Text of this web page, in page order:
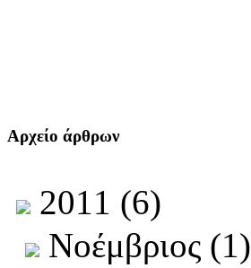
Αρχείο άρθρων
2011 (6)
Νοέμβριος (1)